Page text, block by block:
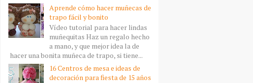
Aprende cómo hacer muñecas de
trapo fácil y bonito
Vídeo tutorial para hacer lindas
muñequitas Haz un regalo hecho
a mano, y que mejor idea la de
hacer una bonita muñeca de trapo, si tiene...
16 Centros de mesa e ideas de
decoración para fiesta de 15 años